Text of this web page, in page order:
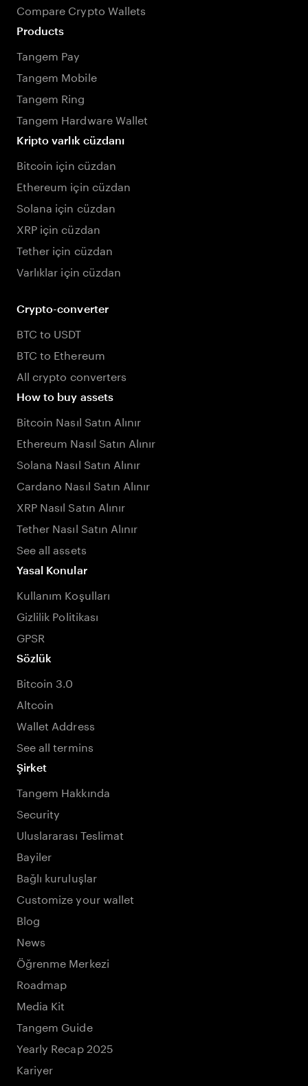
Compare Crypto Wallets
Products
Tangem Pay
Tangem Mobile
Tangem Ring
Tangem Hardware Wallet
Kripto varlık cüzdanı
Bitcoin için cüzdan
Ethereum için cüzdan
Solana için cüzdan
XRP için cüzdan
Tether için cüzdan
Varlıklar için cüzdan
Crypto-converter
BTC to USDT
BTC to Ethereum
All crypto converters
How to buy assets
Bitcoin Nasıl Satın Alınır
Ethereum Nasıl Satın Alınır
Solana Nasıl Satın Alınır
Cardano Nasıl Satın Alınır
XRP Nasıl Satın Alınır
Tether Nasıl Satın Alınır
See all assets
Yasal Konular
Kullanım Koşulları
Gizlilik Politikası
GPSR
Sözlük
Bitcoin 3.0
Altcoin
Wallet Address
See all termins
Şirket
Tangem Hakkında
Security
Uluslararası Teslimat
Bayiler
Bağlı kuruluşlar
Customize your wallet
Blog
News
Öğrenme Merkezi
Roadmap
Media Kit
Tangem Guide
Yearly Recap 2025
Kariyer